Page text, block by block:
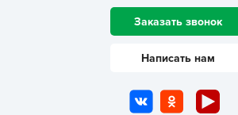
Заказать звонок
Написать нам